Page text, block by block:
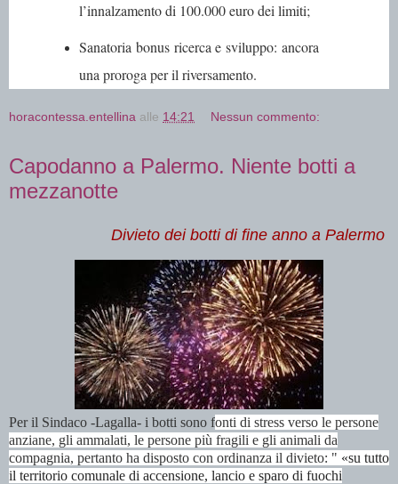
l’innalzamento di 100.000 euro dei limiti;
Sanatoria bonus ricerca e sviluppo: ancora
una proroga per il riversamento.
horacontessa.entellina alle 14:21 Nessun commento:
Capodanno a Palermo. Niente botti a
mezzanotte
Divieto dei botti di fine anno a Palermo
Per il Sindaco -Lagalla- i botti sono fonti di stress verso le persone
anziane, gli ammalati, le persone più fragili e gli animali da
compagnia, pertanto ha disposto con ordinanza il divieto: " «su tutto
il territorio comunale di accensione, lancio e sparo di fuochi